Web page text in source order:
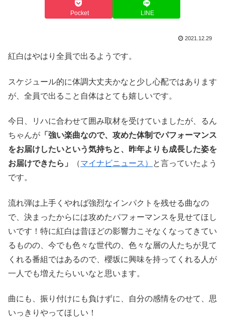
Pocket LINE
2021.12.29
紅白はやはり全員で出るようです。
スケジュール的に体調大丈夫かなと少し心配ではあります
が、全員で出ること自体はとても嬉しいです。
今日、リハに合わせて囲み取材を受けていましたが、るん
ちゃんが 「強い楽曲なので、攻めた体制でパフォーマンス
をお届けしたいという気持ちと、昨年よりも成長した姿を
お届けできたら」
（マイナビニュース）
と言っていたよう
です。
流れ弾は上手くやれば強烈なインパクトを残せる曲なの
で、決まったからには攻めたパフォーマンスを見せてほし
いです！特に紅白は昔ほどの影響力こそなくなってきてい
るものの、今でも色々な世代の、色々な層の人たちが見て
くれる番組ではあるので、櫻坂に興味を持ってくれる人が
一人でも増えたらいいなと思います。
曲にも、振り付けにも負けずに、自分の感情をのせて、思
いっきりやってほしい！